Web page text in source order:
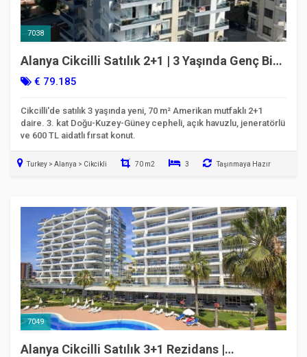
7038
Alanya Cikcilli Satılık 2+1 | 3 Yaşında Genç Bina
| 3 Cepheli & Düşük Aidat
€ 79.185
Cikcilli'de satılık 3 yaşında yeni, 70 m² Amerikan mutfaklı 2+1
daire. 3. kat Doğu-Kuzey-Güney cepheli, açık havuzlu, jeneratörlü
ve 600 TL aidatlı fırsat konut.
Turkey > Alanya > Cikcikli 70 m2 3 Taşınmaya Hazır
7049
Alanya Cikcilli Satılık 3+1 Rezidans |